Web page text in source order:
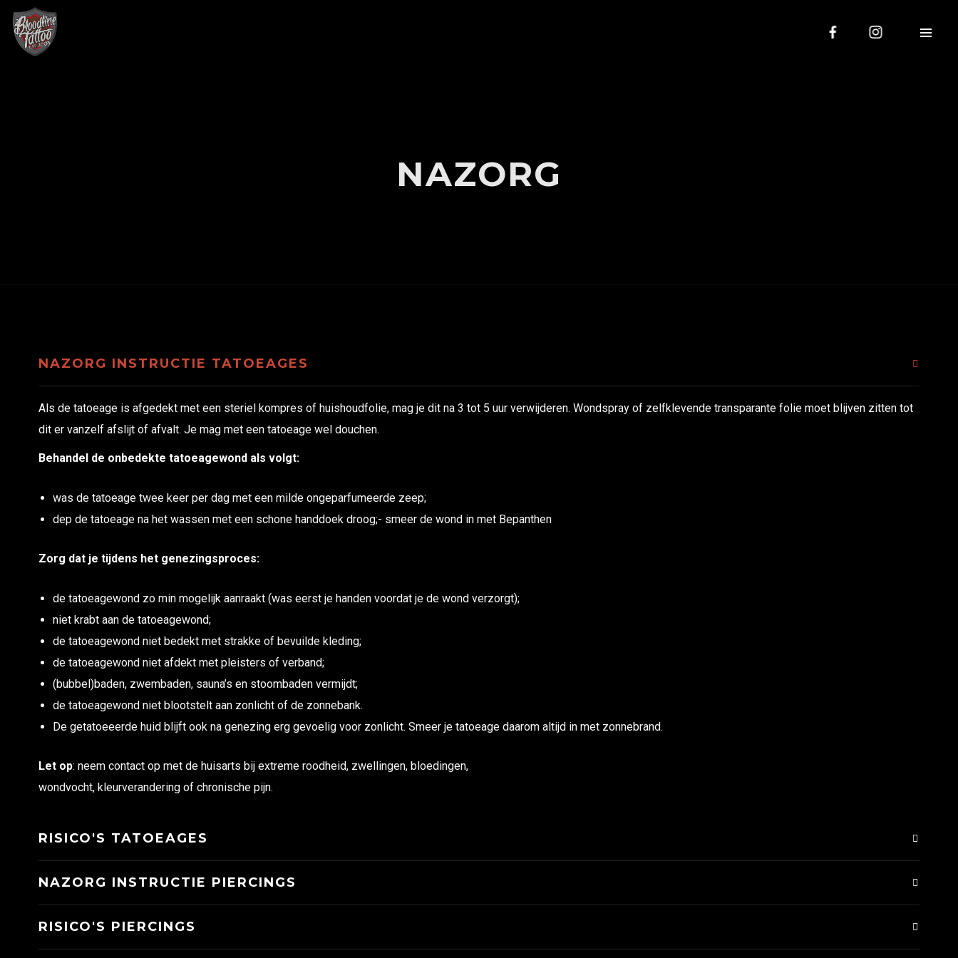
NAZORG
NAZORG INSTRUCTIE TATOEAGES
Als de tatoeage is afgedekt met een steriel kompres of huishoudfolie, mag je dit na 3 tot 5 uur verwijderen. Wondspray of zelfklevende transparante folie moet blijven zitten tot
dit er vanzelf afslijt of afvalt. Je mag met een tatoeage wel douchen.
Behandel de onbedekte tatoeagewond als volgt:
was de tatoeage twee keer per dag met een milde ongeparfumeerde zeep;
dep de tatoeage na het wassen met een schone handdoek droog;- smeer de wond in met Bepanthen
Zorg dat je tijdens het genezingsproces:
de tatoeagewond zo min mogelijk aanraakt (was eerst je handen voordat je de wond verzorgt);
niet krabt aan de tatoeagewond;
de tatoeagewond niet bedekt met strakke of bevuilde kleding;
de tatoeagewond niet afdekt met pleisters of verband;
(bubbel)baden, zwembaden, sauna’s en stoombaden vermijdt;
de tatoeagewond niet blootstelt aan zonlicht of de zonnebank.
De getatoeeerde huid blijft ook na genezing erg gevoelig voor zonlicht. Smeer je tatoeage daarom altijd in met zonnebrand.
Let op: neem contact op met de huisarts bij extreme roodheid, zwellingen, bloedingen,
wondvocht, kleurverandering of chronische pijn.
RISICO'S TATOEAGES
NAZORG INSTRUCTIE PIERCINGS
RISICO'S PIERCINGS